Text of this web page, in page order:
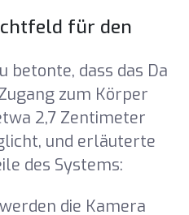
für den
betonte, dass das Da
zum Körper
2,7 Zentimeter
und erläuterte
des Systems:
die Kamera